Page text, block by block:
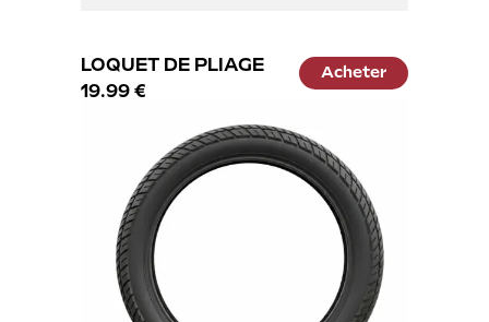
LOQUET DE PLIAGE
19.99 €
Acheter